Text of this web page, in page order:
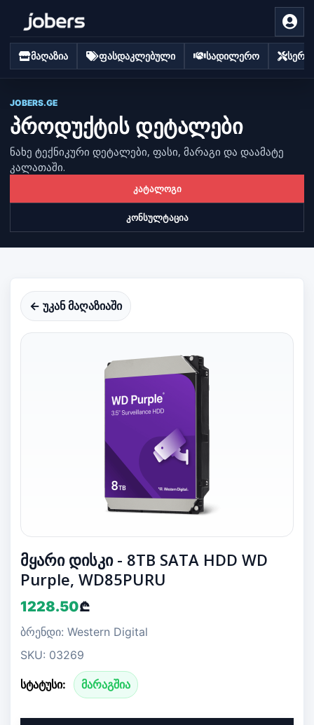
მაღაზია ფასდაკლებული სადილერო
JOBERS.GE
პროდუქტის დეტალები
ნახე ტექნიკური დეტალები, ფასი, მარაგი და დაამატე
კალათაში.
კატალოგი
კონსულტაცია
← უკან მაღაზიაში
მყარი დისკი - 8TB SATA HDD WD
Purple, WD85PURU
1228.50₾
ბრენდი: Western Digital
SKU: 03269
სტატუსი: მარაგშია